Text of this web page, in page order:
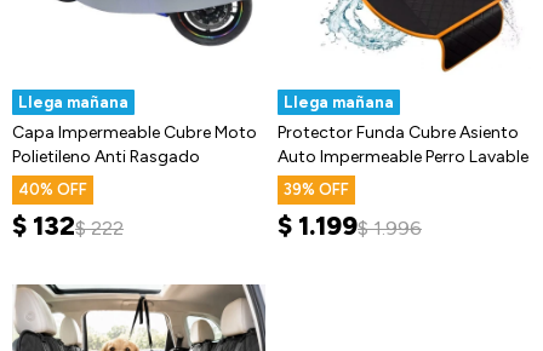
Llega mañana
Capa Impermeable Cubre Moto
Polietileno Anti Rasgado
40
$ 132$ 222
Llega mañana
Protector Funda Cubre Asiento
Auto Impermeable Perro Lavable
39
$ 1.199$ 1.996